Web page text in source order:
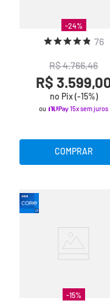
-24%
76
R$4.766,46
R$
no Pix (-15%)
ou 15x sem juros
COMPRAR
-15%